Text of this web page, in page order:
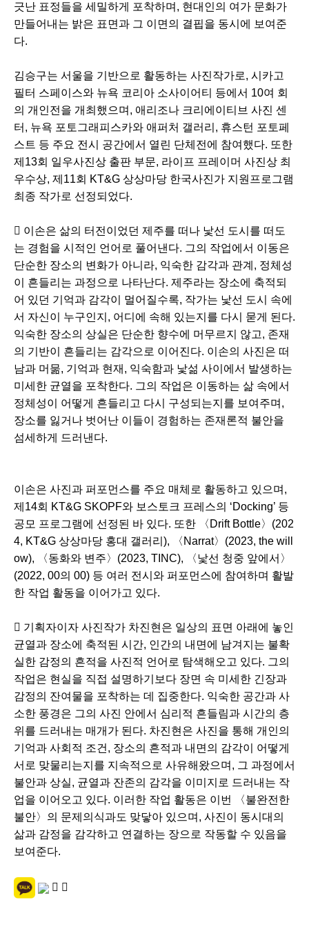
긋난 표정들을 세밀하게 포착하며, 현대인의 여가 문화가
만들어내는 밝은 표면과 그 이면의 결핍을 동시에 보여준
다.
김승구는 서울을 기반으로 활동하는 사진작가로, 시카고
필터 스페이스와 뉴욕 코리아 소사이어티 등에서 10여 회
의 개인전을 개최했으며, 애리조나 크리에이티브 사진 센
터, 뉴욕 포토그래피스카와 애퍼처 갤러리, 휴스턴 포토페
스트 등 주요 전시 공간에서 열린 단체전에 참여했다. 또한
제13회 일우사진상 출판 부문, 라이프 프레이머 사진상 최
우수상, 제11회 KT&G 상상마당 한국사진가 지원프로그램
최종 작가로 선정되었다.
 이손은 삶의 터전이었던 제주를 떠나 낯선 도시를 떠도
는 경험을 시적인 언어로 풀어낸다. 그의 작업에서 이동은
단순한 장소의 변화가 아니라, 익숙한 감각과 관계, 정체성
이 흔들리는 과정으로 나타난다. 제주라는 장소에 축적되
어 있던 기억과 감각이 멀어질수록, 작가는 낯선 도시 속에
서 자신이 누구인지, 어디에 속해 있는지를 다시 묻게 된다.
익숙한 장소의 상실은 단순한 향수에 머무르지 않고, 존재
의 기반이 흔들리는 감각으로 이어진다. 이손의 사진은 떠
남과 머묾, 기억과 현재, 익숙함과 낯섦 사이에서 발생하는
미세한 균열을 포착한다. 그의 작업은 이동하는 삶 속에서
정체성이 어떻게 흔들리고 다시 구성되는지를 보여주며,
장소를 잃거나 벗어난 이들이 경험하는 존재론적 불안을
섬세하게 드러낸다.
이손은 사진과 퍼포먼스를 주요 매체로 활동하고 있으며,
제14회 KT&G SKOPF와 보스토크 프레스의 ‘Docking’ 등
공모 프로그램에 선정된 바 있다. 또한 〈Drift Bottle〉(202
4, KT&G 상상마당 홍대 갤러리), 〈Narrat〉(2023, the will
ow), 〈동화와 변주〉(2023, TINC), 〈낯선 청중 앞에서〉
(2022, 00의 00) 등 여러 전시와 퍼포먼스에 참여하며 활발
한 작업 활동을 이어가고 있다.
 기획자이자 사진작가 차진현은 일상의 표면 아래에 놓인
균열과 장소에 축적된 시간, 인간의 내면에 남겨지는 불확
실한 감정의 흔적을 사진적 언어로 탐색해오고 있다. 그의
작업은 현실을 직접 설명하기보다 장면 속 미세한 긴장과
감정의 잔여물을 포착하는 데 집중한다. 익숙한 공간과 사
소한 풍경은 그의 사진 안에서 심리적 흔들림과 시간의 층
위를 드러내는 매개가 된다. 차진현은 사진을 통해 개인의
기억과 사회적 조건, 장소의 흔적과 내면의 감각이 어떻게
서로 맞물리는지를 지속적으로 사유해왔으며, 그 과정에서
불안과 상실, 균열과 잔존의 감각을 이미지로 드러내는 작
업을 이어오고 있다. 이러한 작업 활동은 이번 〈불완전한
불안〉의 문제의식과도 맞닿아 있으며, 사진이 동시대의
삶과 감정을 감각하고 연결하는 장으로 작동할 수 있음을
보여준다.